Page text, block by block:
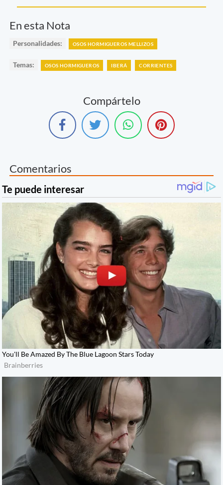
En esta Nota
Personalidades: OSOS HORMIGUEROS MELLIZOS
Temas: OSOS HORMIGUEROS IBERÁ CORRIENTES
Compártelo
Comentarios